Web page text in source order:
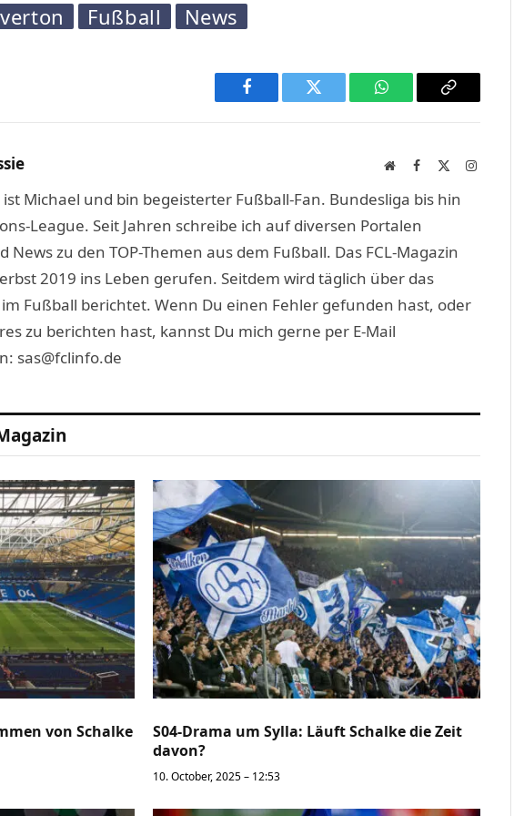
Fußball News
Facebook Twitter WhatsAppCopy
WebsiteFacebook
Michael und bin begeisterter Fußball-Fan. Bundesliga bis hin
League. Seit Jahren schreibe ich auf diversen Portalen
News zu den TOP-Themen aus dem Fußball. Das FCL-Magazin
2019 ins Leben gerufen. Seitdem wird täglich über das
Fußball berichtet. Wenn Du einen Fehler gefunden hast, oder
zu berichten hast, kannst Du mich gerne per E-Mail
sas@fclinfo.de
von Schalke
S04-Drama um Sylla: Läuft Schalke die Zeit
davon?
10. October, 2025 – 12:53